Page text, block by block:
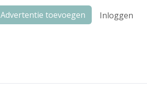
Advertentie toevoegen Inloggen